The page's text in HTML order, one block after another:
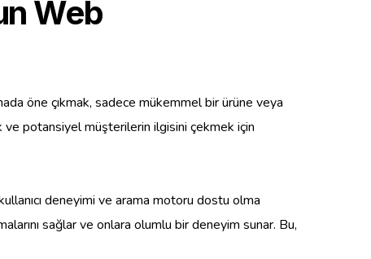
Web
öne çıkmak, sadece mükemmel bir ürüne veya
ve potansiyel müşterilerin ilgisini çekmek için
deneyimi ve arama motoru dostu olma
sağlar ve onlara olumlu bir deneyim sunar. Bu,